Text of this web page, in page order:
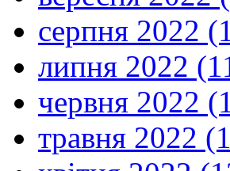
серпня 2022
липня 2022
червня 2022
травня 2022